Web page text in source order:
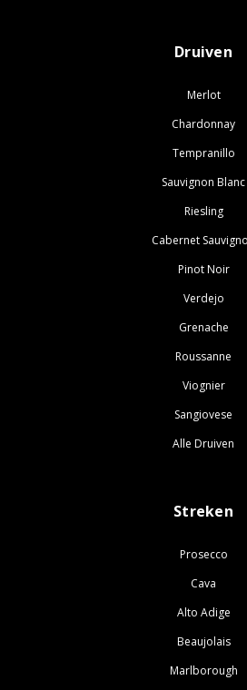
Druiven
Merlot
Chardonnay
Tempranillo
Sauvignon Blanc
Riesling
Cabernet
Pinot Noir
Verdejo
Grenache
Roussanne
Viognier
Sangiovese
Alle Druiven
Streken
Prosecco
Cava
Alto Adige
Beaujolais
Marlborough